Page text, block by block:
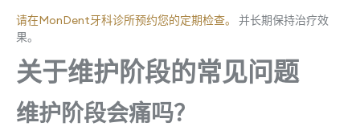
请在MonDent牙科诊所预约您的定期检查。
并长期保持治疗效
果。
关于维护阶段的常见问题
维护阶段会痛吗？